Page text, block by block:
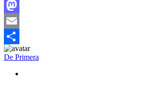
Facebook
Mastodon
Email
Compartir
De Primera